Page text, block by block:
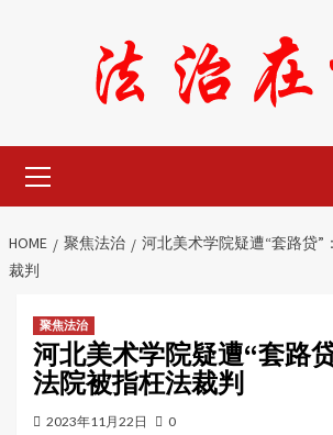
Menu
HOME 聚焦法治
河北美术学院疑遭“套路贷”
裁判
聚焦法治
河北美术学院疑遭“套路
法院被指枉法裁判
2023年11月22日 0